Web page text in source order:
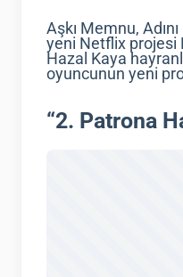
Aşkı Memnu,
yeni Netflix projesi
Hazal Kaya
oyuncunun yeni
“2. Patrona